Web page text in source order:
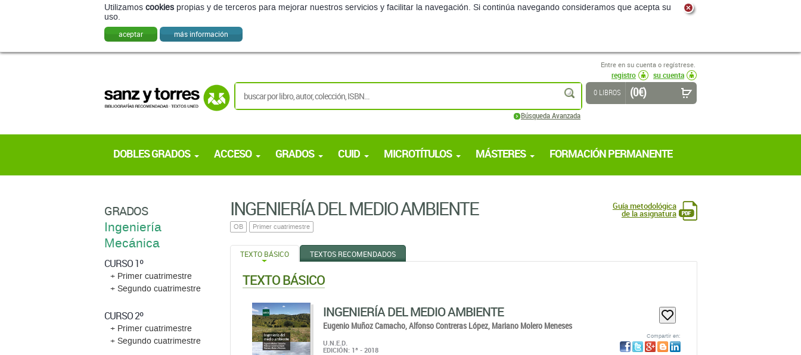
Utilizamos cookies propias y de terceros para mejorar nuestros servicios y facilitar la navegación. Si continúa navegando consideramos que acepta su
uso.
aceptar más información
Entre en su cuenta o regístrese.
registro
su cuenta
buscar
Búsqueda Avanzada
0 LIBROS (0 €)
DOBLES GRADOS ACCESO GRADOS CUID MICROTÍTULOS MÁSTERES FORMACIÓN PERMANENTE
INGENIERÍA DEL MEDIO AMBIENTE
OB Primer cuatrimestre
Guía metodológica
de la asignatura
TEXTO BÁSICO TEXTOS RECOMENDADOS
TEXTO BÁSICO
INGENIERÍA DEL MEDIO AMBIENTE
Eugenio Muñoz Camacho,Alfonso Contreras López, Mariano Molero Meneses
U.N.E.D.
EDICIÓN: 1ª - 2018
Compartir en:
GRADOS
Ingeniería
Mecánica
CURSO 1º
+ Primer cuatrimestre
+ Segundo cuatrimestre
CURSO 2º
+ Primer cuatrimestre
+ Segundo cuatrimestre